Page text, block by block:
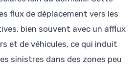
flux de déplacement vers les
bien souvent avec un afflux
et de véhicules, ce qui induit
sinistres dans des zones peu